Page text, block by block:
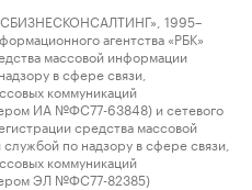
1995–
агентства «РБК»
массовой информации
в сфере связи,
коммуникаций
ИА №ФС77-63848) и сетевого
средства массовой
по надзору в сфере связи,
коммуникаций
ЭЛ №ФС77-82385)